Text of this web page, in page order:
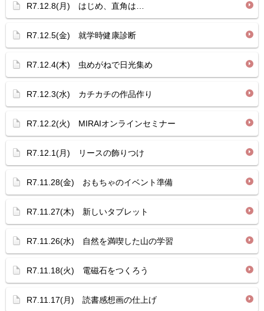
R7.12.8(月) はじめ、直角は…
R7.12.5(金) 就学時健康診断
R7.12.4(木) 虫めがねで日光集め
R7.12.3(水) カチカチの作品作り
R7.12.2(火) MIRAIオンラインセミナー
R7.12.1(月) リースの飾りつけ
R7.11.28(金) おもちゃのイベント準備
R7.11.27(木) 新しいタブレット
R7.11.26(水) 自然を満喫した山の学習
R7.11.18(火) 電磁石をつくろう
R7.11.17(月) 読書感想画の仕上げ